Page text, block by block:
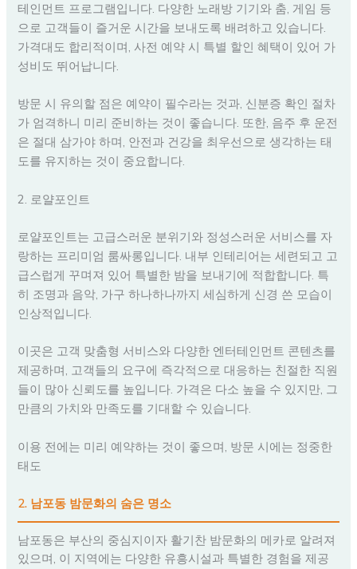
테인먼트 프로그램입니다. 다양한 노래방 기기와 춤, 게임 등
으로 고객들이 즐거운 시간을 보내도록 배려하고 있습니다.
가격대도 합리적이며, 사전 예약 시 특별 할인 혜택이 있어 가
성비도 뛰어납니다.
방문 시 유의할 점은 예약이 필수라는 것과, 신분증 확인 절차
가 엄격하니 미리 준비하는 것이 좋습니다. 또한, 음주 후 운전
은 절대 삼가야 하며, 안전과 건강을 최우선으로 생각하는 태
도를 유지하는 것이 중요합니다.
2. 로얄포인트
로얄포인트는 고급스러운 분위기와 정성스러운 서비스를 자
랑하는 프리미엄 룸싸롱입니다. 내부 인테리어는 세련되고 고
급스럽게 꾸며져 있어 특별한 밤을 보내기에 적합합니다. 특
히 조명과 음악, 가구 하나하나까지 세심하게 신경 쓴 모습이
인상적입니다.
이곳은 고객 맞춤형 서비스와 다양한 엔터테인먼트 콘텐츠를
제공하며, 고객들의 요구에 즉각적으로 대응하는 친절한 직원
들이 많아 신뢰도를 높입니다. 가격은 다소 높을 수 있지만, 그
만큼의 가치와 만족도를 기대할 수 있습니다.
이용 전에는 미리 예약하는 것이 좋으며, 방문 시에는 정중한
태도
2. 남포동 밤문화의 숨은 명소
남포동은 부산의 중심지이자 활기찬 밤문화의 메카로 알려져
있으며, 이 지역에는 다양한 유흥시설과 특별한 경험을 제공